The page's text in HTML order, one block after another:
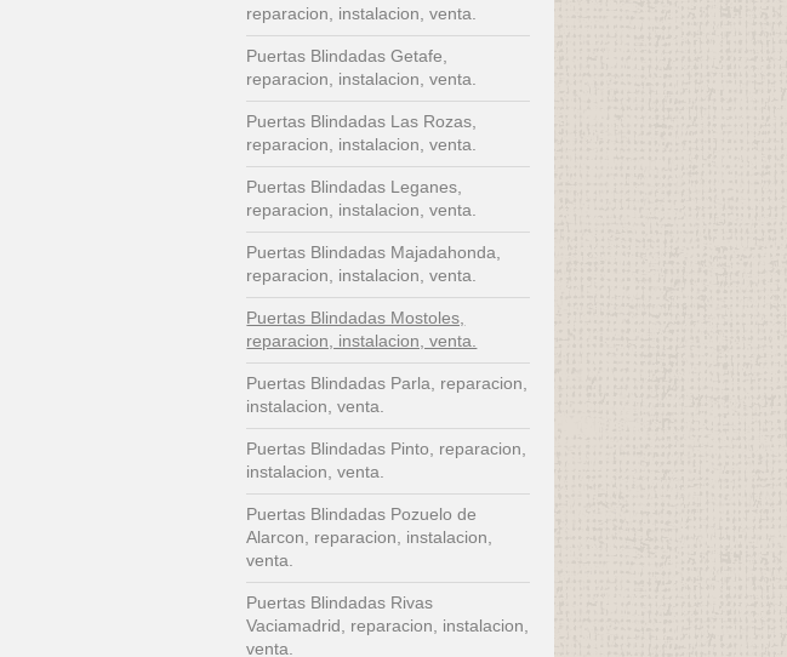
reparacion, instalacion, venta.
Puertas Blindadas Getafe,
reparacion, instalacion, venta.
Puertas Blindadas Las Rozas,
reparacion, instalacion, venta.
Puertas Blindadas Leganes,
reparacion, instalacion, venta.
Puertas Blindadas Majadahonda,
reparacion, instalacion, venta.
Puertas Blindadas Mostoles,
reparacion, instalacion, venta.
Puertas Blindadas Parla, reparacion,
instalacion, venta.
Puertas Blindadas Pinto, reparacion,
instalacion, venta.
Puertas Blindadas Pozuelo de
Alarcon, reparacion, instalacion,
venta.
Puertas Blindadas Rivas
Vaciamadrid, reparacion, instalacion,
venta.